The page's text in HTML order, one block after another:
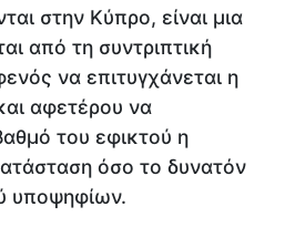
στην Κύπρο, είναι μια
από τη συντριπτική
να επιτυγχάνεται η
αφετέρου να
του εφικτού η
όσο το δυνατόν
υποψηφίων.